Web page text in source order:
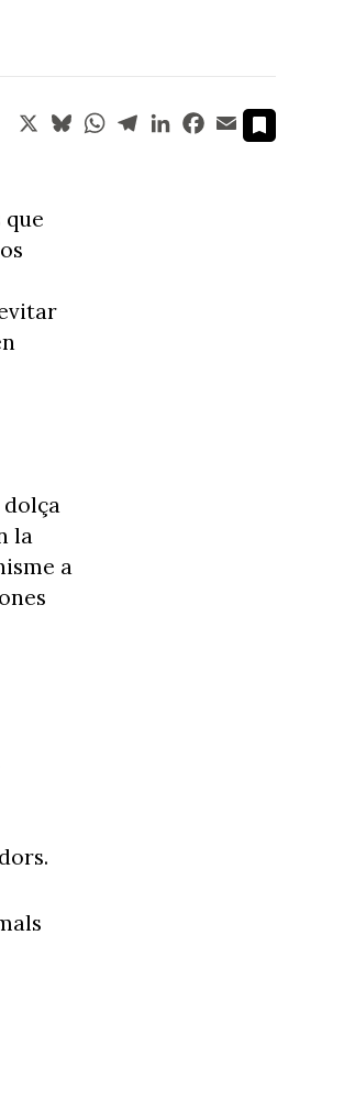
X BlueskyWhatsApp
TelegramLinkedInFacebook
Email
la
a